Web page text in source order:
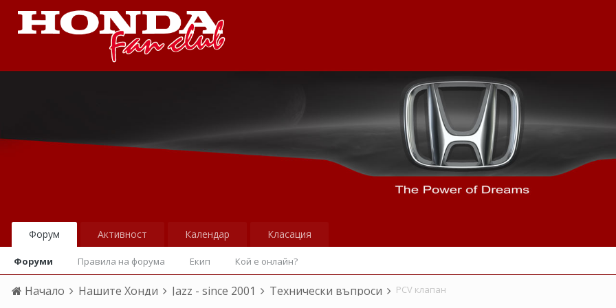
Форум
Форуми Правила на форума Екип Кой е онлайн?
Активност Календар Класация
Начало Нашите Хонди Jazz - since 2001 Технически въпроси PCV клапан